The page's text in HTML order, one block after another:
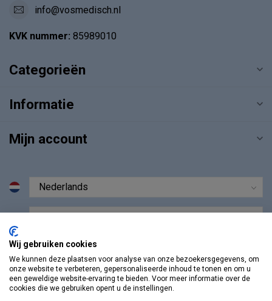
info@vosmedisch.nl
KVK nummer: 85989010
Categorieën
Informatie
Mijn account
Wij gebruiken cookies
We kunnen deze plaatsen voor analyse van onze bezoekersgegevens, om
onze website te verbeteren, gepersonaliseerde inhoud te tonen en om u
een geweldige website-ervaring te bieden. Voor meer informatie over de
cookies die we gebruiken opent u de instellingen.